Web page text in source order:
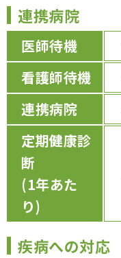
連携病院
医師待機
看護師待機
連携病院
定期健康診
断
(1年あた
り)
疾病への対応